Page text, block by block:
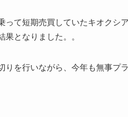
って短期売買していたキオクシ
となりました。。
りを行いながら、今年も無事プ